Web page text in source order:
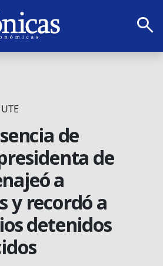
search
de
de
a
y recordó a
detenidos